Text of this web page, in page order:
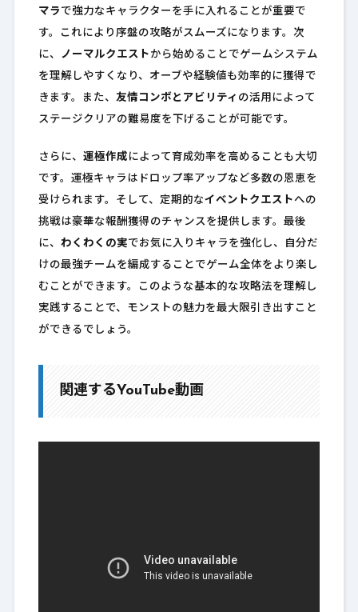
マラ で強力なキャラクターを手に入れることが重要で
す。これにより序盤の攻略がスムーズになります。次
に、 ノーマルクエスト から始めることでゲームシステム
を理解しやすくなり、オーブや経験値も効率的に獲得で
きます。また、 友情コンボとアビリティ の活用によって
ステージクリアの難易度を下げることが可能です。
さらに、 運極作成によって育成効率を高めることも大切
です。運極キャラはドロップ率アップなど多数の恩恵を
受けられます。そして、定期的なイベントクエストへの
挑戦は豪華な報酬獲得のチャンスを提供します。最後
に、 わくわくの実でお気に入りキャラを強化し、自分だ
けの最強チームを編成することでゲーム全体をより楽し
むことができます。このような基本的な攻略法を理解し
実践することで、モンストの魅力を最大限引き出すこと
ができるでしょう。
関連するYouTube動画